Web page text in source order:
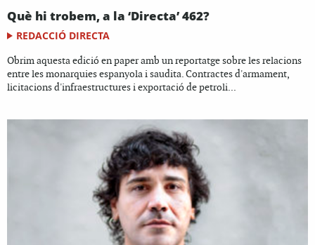
Què hi trobem, a la ‘Directa’ 462?
REDACCIÓ DIRECTA
Obrim aquesta edició en paper amb un reportatge sobre les relacions
entre les monarquies espanyola i saudita. Contractes d'armament,
licitacions d'infraestructures i exportació de petroli...